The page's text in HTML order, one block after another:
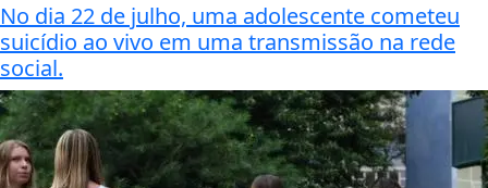
No dia 22 de julho, uma adolescente cometeu
suicídio ao vivo em uma transmissão na rede
social.